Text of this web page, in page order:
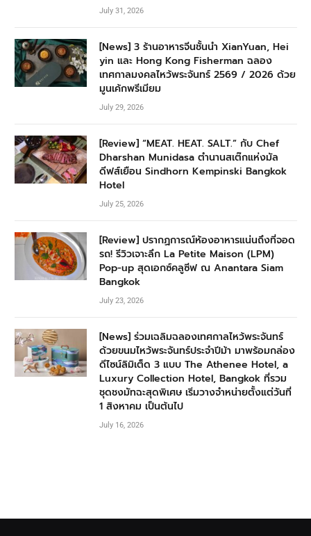
July 31, 2026
[News] 3 ร้านอาหารจีนชั้นนำ XianYuan, Hei
yin และ Hong Kong Fisherman ฉลอง
เทศกาลมงคลไหว้พระจันทร์ 2569 / 2026 ด้วย
มูนเค้กพรีเมียม
July 29, 2026
[Review] “MEAT. HEAT. SALT.” กับ Chef
Dharshan Munidasa ตำนานสเต๊กแห่งมัล
ดีฟส์เยือน Sindhorn Kempinski Bangkok
Hotel
July 25, 2026
[Review] ปรากฏการณ์ห้องอาหารแน่นถึงที่จอด
รถ! รีวิวเจาะลึก La Petite Maison (LPM)
Pop-up สุดเอกซ์คลูซีฟ ณ Anantara Siam
Bangkok
July 23, 2026
[News] ร่วมเฉลิมฉลองเทศกาลไหว้พระจันทร์
ด้วยขนมไหว้พระจันทร์ประจำปีม้า มาพร้อมกล่อง
ดีไซน์ลิมิเต็ด 3 แบบ The Athenee Hotel, a
Luxury Collection Hotel, Bangkok ที่รวม
ชุดชงมัทฉะสุดพิเศษ เริ่มวางจำหน่ายตั้งแต่วันที่
1 สิงหาคม เป็นต้นไป
July 16, 2026